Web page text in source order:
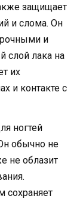
защищает
и слома. Он
и
слой лака на
их
и контакте с
ногтей
обычно не
не облазит
сохраняет